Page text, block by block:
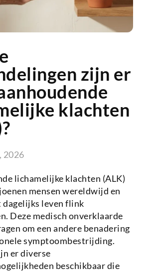
zijn er
klachten
2026
lichamelijke klachten (ALK)
mensen wereldwijd en
dagelijks leven flink
Deze medisch onverklaarde
om een andere benadering
symptoombestrijding.
er diverse
beschikbaar die